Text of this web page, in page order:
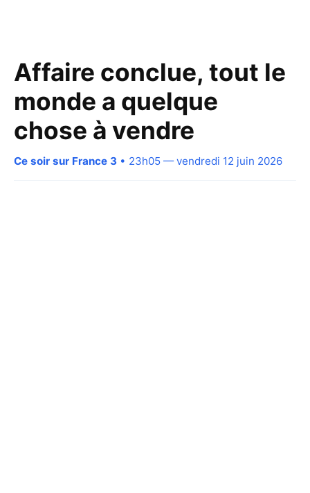
Affaire conclue, tout le
monde a quelque
chose à vendre
Ce soir sur France 3 • 23h05 — vendredi 12 juin 2026